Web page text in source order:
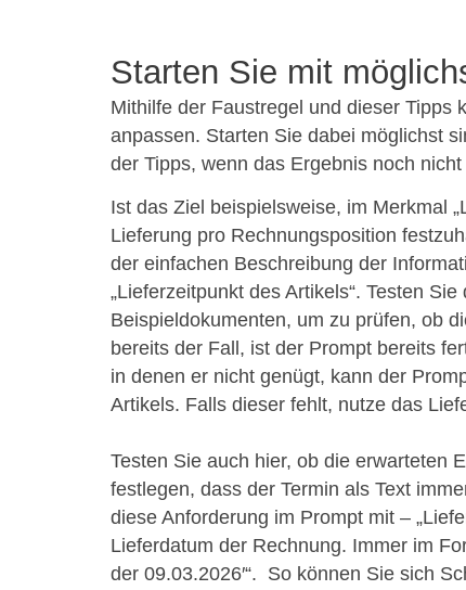
Starten Sie mit
Mithilfe der Faustregel und dieser Tipps
anpassen. Starten Sie dabei möglichst
der Tipps, wenn das Ergebnis noch
Ist das Ziel beispielsweise, im Merkmal
Lieferung pro Rechnungsposition
der einfachen Beschreibung der
„Lieferzeitpunkt des Artikels“. Testen
Beispieldokumenten, um zu prüfen, ob
bereits der Fall, ist der Prompt bereits
in denen er nicht genügt, kann der
Artikels. Falls dieser fehlt, nutze das
Testen Sie auch hier, ob die erwarteten
festlegen, dass der Termin als Text
diese Anforderung im Prompt mit –
Lieferdatum der Rechnung. Immer im
der 09.03.2026′“. So können Sie sich